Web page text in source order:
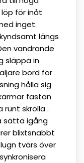
för inåt
inget.
längs
vandrande
släppa in
bord för
hålla sig
fastän
runt skrolla .
sätta igång
blixtsnabbt
tvärs över